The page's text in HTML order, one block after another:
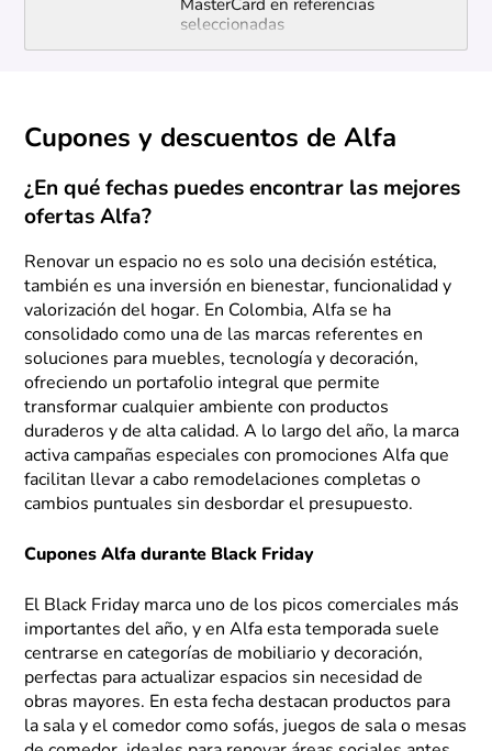
MasterCard en referencias
seleccionadas
Cupones y descuentos de Alfa
¿En qué fechas puedes encontrar las mejores
ofertas Alfa?
Renovar un espacio no es solo una decisión estética,
también es una inversión en bienestar, funcionalidad y
valorización del hogar. En Colombia, Alfa se ha
consolidado como una de las marcas referentes en
soluciones para muebles, tecnología y decoración,
ofreciendo un portafolio integral que permite
transformar cualquier ambiente con productos
duraderos y de alta calidad. A lo largo del año, la marca
activa campañas especiales con promociones Alfa que
facilitan llevar a cabo remodelaciones completas o
cambios puntuales sin desbordar el presupuesto.
Cupones Alfa durante Black Friday
El Black Friday marca uno de los picos comerciales más
importantes del año, y en Alfa esta temporada suele
centrarse en categorías de mobiliario y decoración,
perfectas para actualizar espacios sin necesidad de
obras mayores. En esta fecha destacan productos para
la sala y el comedor como sofás, juegos de sala o mesas